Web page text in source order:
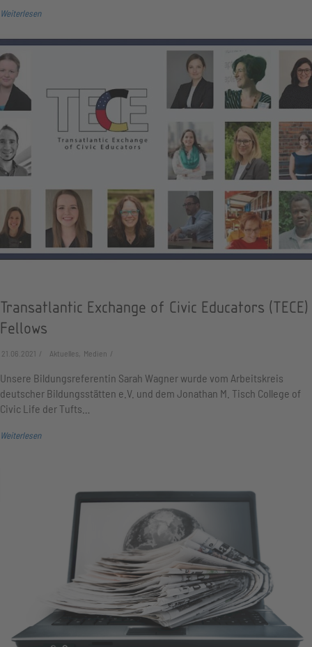
Weiterlesen
Transatlantic Exchange of Civic Educators (TECE)
Fellows
21.06.2021 Aktuelles, Medien
Unsere Bildungsreferentin Sarah Wagner wurde vom Arbeitskreis
deutscher Bildungsstätten e.V. und dem Jonathan M. Tisch College of
Civic Life der Tufts…
Weiterlesen